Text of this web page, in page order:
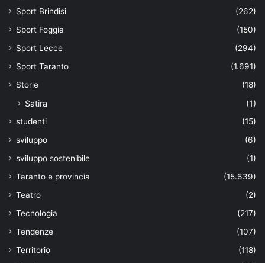
Sport Brindisi
(262)
Sport Foggia
(150)
Sport Lecce
(294)
Sport Taranto
(1.691)
Storie
(18)
Satira (1)
studenti
(15)
sviluppo
(6)
sviluppo sostenibile
(1)
Taranto e provincia
(15.639)
Teatro
(2)
Tecnologia
(217)
Tendenze
(107)
Territorio
(118)